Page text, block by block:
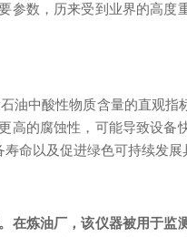
数，历来受到业界的高度
中酸性物质含量的直观指
的腐蚀性，可能导致设备
命以及促进绿色可持续发展
炼油厂，该仪器被用于监